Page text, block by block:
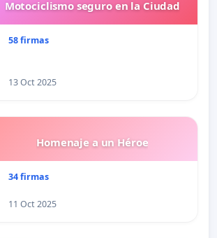
Motociclismo seguro en la Ciudad
58 firmas
13 Oct 2025
Homenaje a un Héroe
34 firmas
11 Oct 2025